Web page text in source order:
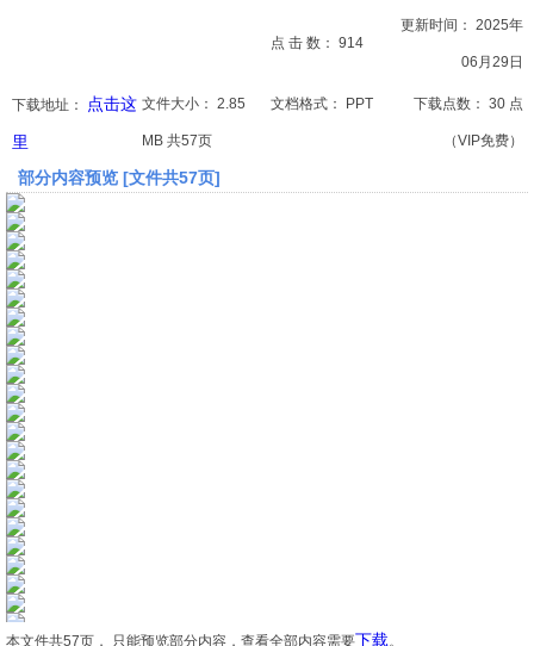
论文
点 击 数： 914
更新时间： 2025年
06月29日
下载地址：
点击这
里
文件大小： 2.85
MB 共57页
文档格式： PPT 下载点数： 30 点
（VIP免费）
部分内容预览 [文件共57页]
本文件共57页， 只能预览部分内容，查看全部内容需要下载。